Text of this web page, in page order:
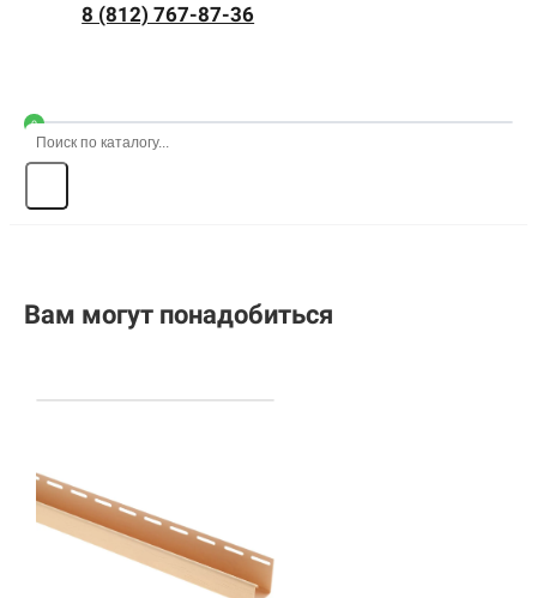
8 (812) 767-87-36
0
Вам могут понадобиться